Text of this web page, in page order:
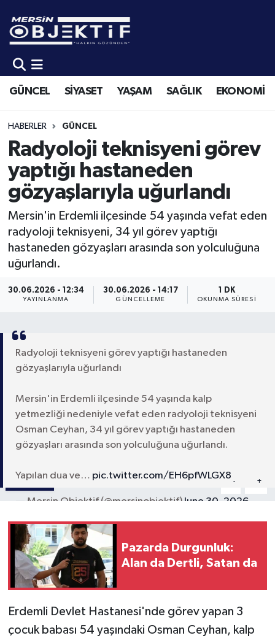
GÜNCEL SİYASET YAŞAM SAĞLIK EKONOMİ
HABERLER GÜNCEL
Radyoloji teknisyeni görev
yaptığı hastaneden
gözyaşlarıyla uğurlandı
Mersin'in Erdemli ilçesinde 54 yaşında vefat eden
radyoloji teknisyeni, 34 yıl görev yaptığı
hastaneden gözyaşları arasında son yolculuğuna
uğurlandı.
30.06.2026 - 12:34
YAYINLANMA
30.06.2026 - 14:17
GÜNCELLEME
1 DK
OKUNMA SÜRESI
Radyoloji teknisyeni görev yaptığı hastaneden
gözyaşlarıyla uğurlandı
Mersin'in Erdemli ilçesinde 54 yaşında kalp
yetmezliği nedeniyle vefat eden radyoloji teknisyeni
Osman Ceyhan, 34 yıl görev yaptığı hastaneden
gözyaşları arasında son yolculuğuna uğurlandı.
Yapılan dua ve… pic.twitter.com/EH6pfWLGX8
— Mersin Objektif (@mersinobjektif) June 30, 2026
Paylaş - +
Pazarda Durgunluk:
Alan da Dertli, Satan da
Erdemli Devlet Hastanesi'nde görev yapan 3
çocuk babası 54 yaşındaki Osman Ceyhan, kalp
GÜNCEL
SİYASET
YAŞAM
SAĞLIK
EKONOMİ
SPOR
KÜLTÜR-SANAT
EĞİTİM
Mersin Hava Durumu
Mersin Trafik Yoğunluk Haritası
Süper Lig Puan Durumu ve Fikstür
Tüm Manşetler
Son Dakika Haberleri
Haber Arşivi